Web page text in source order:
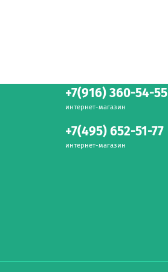
+7(916) 360-54-55
интернет-магазин
+7(495) 652-51-77
интернет-магазин